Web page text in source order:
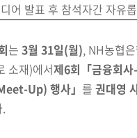
어 발표 후 참석자간 자유
는 3월 31일(월), NH농협
소재)에서제6회 「금융회사
Up) 행사」 를 권대영